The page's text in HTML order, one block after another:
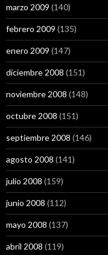
marzo 2009 (140)
febrero 2009 (135)
enero 2009 (147)
diciembre 2008 (151)
noviembre 2008 (148)
octubre 2008 (151)
septiembre 2008 (146)
agosto 2008 (141)
julio 2008 (159)
junio 2008 (112)
mayo 2008 (137)
abril 2008 (119)